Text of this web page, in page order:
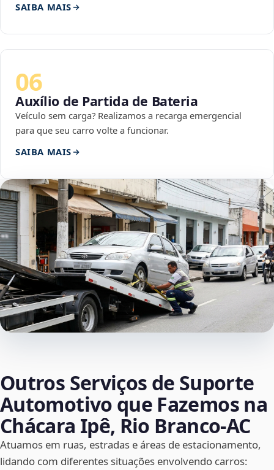
SAIBA MAIS
06
Auxílio de Partida de Bateria
Veículo sem carga? Realizamos a recarga emergencial
para que seu carro volte a funcionar.
SAIBA MAIS
Outros Serviços de Suporte
Automotivo que Fazemos na
Chácara Ipê, Rio Branco‑AC
Atuamos em ruas, estradas e áreas de estacionamento,
lidando com diferentes situações envolvendo carros: